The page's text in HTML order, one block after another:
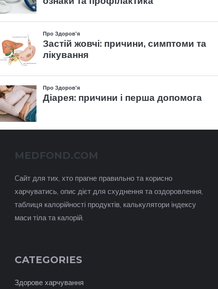
MEDFOND.COM
Cайт для тих, хто прагне правильно та корисно
харчуватись, опис дієт для схуднення та оздоровлення,
таблиця калорійності продуктів, калькулятори індексу
маси тіла та калорій.
CATEGORIES
Здорове харчування